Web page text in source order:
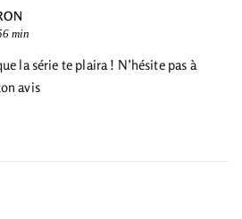
min
la série te plaira ! N’hésite pas à
avis